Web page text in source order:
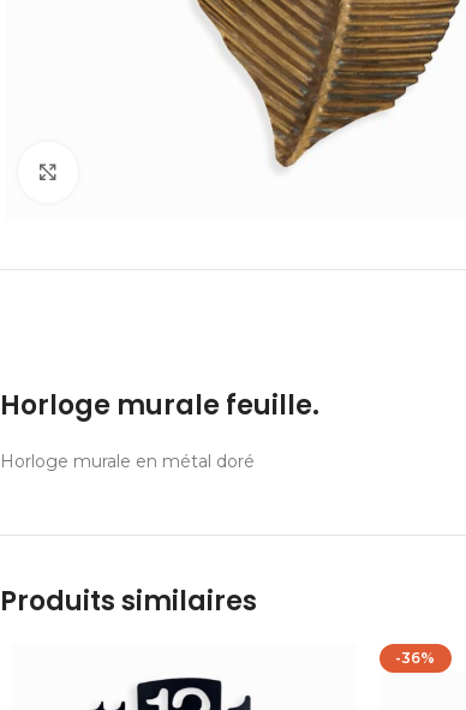
Horloge murale feuille.
Horloge murale en métal doré
Produits similaires
-36%